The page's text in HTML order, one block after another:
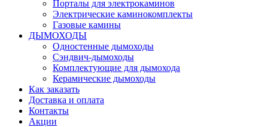
Порталы для электрокаминов
Электрические каминокомплекты
Газовые камины
ДЫМОХОДЫ
Одностенные дымоходы
Сэндвич-дымоходы
Комплектующие для дымохода
Керамические дымоходы
Как заказать
Доставка и оплата
Контакты
Акции